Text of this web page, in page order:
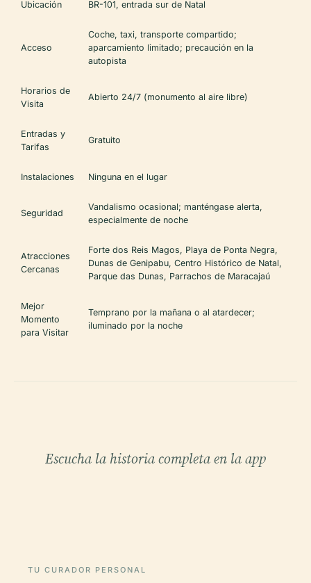
Ubicación BR-101, entrada sur de Natal
Acceso
Coche, taxi, transporte compartido;
aparcamiento limitado; precaución en la
autopista
Horarios de
Visita
Abierto 24/7 (monumento al aire libre)
Entradas y
Tarifas
Gratuito
Instalaciones Ninguna en el lugar
Seguridad
Vandalismo ocasional; manténgase alerta,
especialmente de noche
Atracciones
Cercanas
Forte dos Reis Magos, Playa de Ponta Negra,
Dunas de Genipabu, Centro Histórico de Natal,
Parque das Dunas, Parrachos de Maracajaú
Mejor
Momento
para Visitar
Temprano por la mañana o al atardecer;
iluminado por la noche
Escucha la historia completa en la app
TU CURADOR PERSONAL